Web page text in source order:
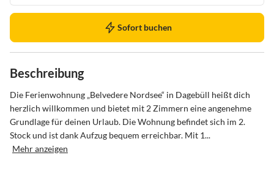
Sofort buchen
Beschreibung
Die Ferienwohnung „Belvedere Nordsee“ in Dagebüll heißt dich
herzlich willkommen und bietet mit 2 Zimmern eine angenehme
Grundlage für deinen Urlaub. Die Wohnung befindet sich im 2.
Stock und ist dank Aufzug bequem erreichbar. Mit 1...
Mehr anzeigen